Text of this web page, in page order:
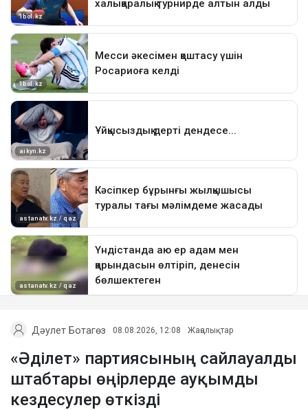
Дәулет Ботагөз 08.08.2026, 12:08 Жаңалықтар
«Әділет» партиясының сайлауалды
штабтары өңірлерде ауқымды
кездесулер өткізді